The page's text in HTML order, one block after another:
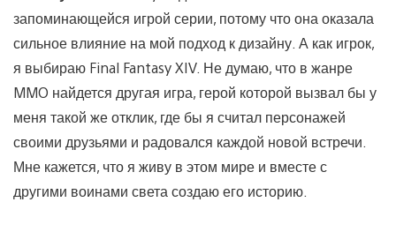
запоминающейся игрой серии, потому что она оказала
сильное влияние на мой подход к дизайну. А как игрок,
я выбираю Final Fantasy XIV. Не думаю, что в жанре
MMO найдется другая игра, герой которой вызвал бы у
меня такой же отклик, где бы я считал персонажей
своими друзьями и радовался каждой новой встречи.
Мне кажется, что я живу в этом мире и вместе с
другими воинами света создаю его историю.